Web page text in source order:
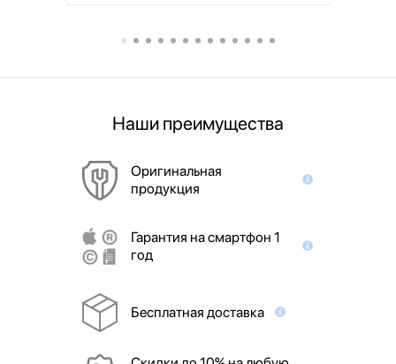
Наши преимущества
Оригинальная
продукция
Гарантия на смартфон 1
год
Бесплатная доставка